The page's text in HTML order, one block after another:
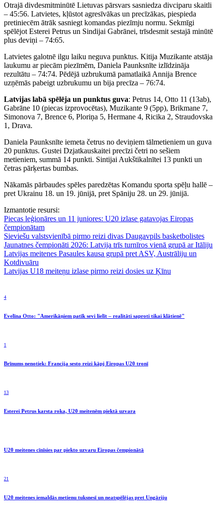
Otrajā divdesmitminūtē Lietuvas pārsvars sasniedza divciparu skaitli
– 45:56. Latvietes, kļūstot agresīvākas un precīzākas, piespieda
pretiniecēm ātrāk sasniegt komandas piezīmju normu. Sekmīgi
spēlējot Esterei Petrus un Sindijai Gabrānei, trīsdesmit sestajā minūtē
plus deviņi – 74:65.
Latvietes galotnē ilgu laiku neguva punktus. Kitija Muzikante atstāja
laukumu ar piecām piezīmēm, Daniela Paunksnīte izlīdzināja
rezultātu – 74:74. Pēdējā uzbrukumā pamatlaikā Annija Brence
uzņēmās pabeigt uzbrukumu un bija precīza – 76:74.
Latvijas labā spēlēja un punktus guva: Petrus 14, Otto 11 (13ab),
Gabrāne 10 (piecas izprovocētas), Muzikante 9 (5pp), Brikmane 7,
Simonova 7, Brence 6, Ploriņa 5, Hermane 4, Ricika 2, Straudovska
1, Drava.
Daniela Paunksnīte iemeta četrus no deviņiem tālmetieniem un guva
20 punktus. Gustei Dzjatkauskaitei precīzi četri no sešiem
metieniem, summā 14 punkti. Sintijai Aukštikalnītei 13 punkti un
četras pārķertas bumbas.
Nākamās pārbaudes spēles paredzētas Komandu sporta spēļu hallē –
pret Ukrainu 18. un 19. jūnijā, pret Spāniju 28. un 29. jūnijā.
Izmantotie resursi:
Piecas leģionāres un 11 juniores: U20 izlase gatavojas Eiropas
čempionātam
Sieviešu valstsvienībā pirmo reizi divas Daugavpils basketbolistes
Jaunatnes čempionāti 2026: Latvija trīs turnīros vienā grupā ar Itāliju
Latvijas meitenes Pasaules kausa grupā pret ASV, Austrāliju un
Kotdivuāru
Latvijas U18 meiteņu izlase pirmo reizi dosies uz Ķīnu
4
Evelīna Otto: "Amerikāņiem patīk sevi lielīt – realitāti saproti tikai klātienē"
1
Brīnums nenotiek: Francija sesto reizi kāpj Eiropas U20 tronī
13
Esterei Petrus karsta roka, U20 meitenēm piektā uzvara
U20 meitenes cīnīsies par piekto uzvaru Eiropas čempionātā
21
U20 meitenes iemaldās metienu tuksnesī un neatspēlējas pret Ungāriju